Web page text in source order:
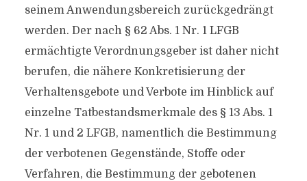
seinem Anwendungsbereich zurückgedrängt
werden. Der nach § 62 Abs. 1 Nr. 1 LFGB
ermächtigte Verordnungsgeber ist daher nicht
berufen, die nähere Konkretisierung der
Verhaltensgebote und Verbote im Hinblick auf
einzelne Tatbestandsmerkmale des § 13 Abs. 1
Nr. 1 und 2 LFGB, namentlich die Bestimmung
der verbotenen Gegenstände, Stoffe oder
Verfahren, die Bestimmung der gebotenen